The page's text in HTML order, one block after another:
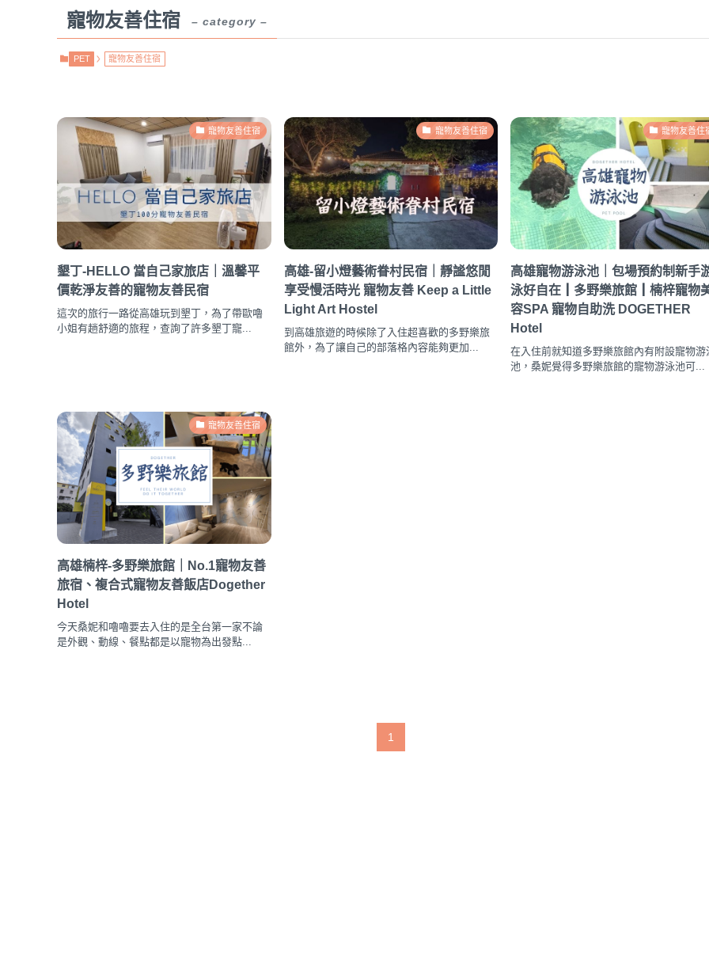
寵物友善住宿 – category –
PET 寵物友善住宿
寵物友善住宿
墾丁-HELLO 當自己家旅店｜溫馨平
價乾淨友善的寵物友善民宿
這次的旅行一路從高雄玩到墾丁，為了帶歐嚕
小姐有趟舒適的旅程，查詢了許多墾丁寵...
寵物友善住宿
高雄-留小燈藝術眷村民宿｜靜謐悠閒
享受慢活時光 寵物友善 Keep a Little
Light Art Hostel
到高雄旅遊的時候除了入住超喜歡的多野樂旅
館外，為了讓自己的部落格內容能夠更加...
寵物友善住
高雄寵物游泳池｜包場預約制新手
泳好自在┃多野樂旅館┃楠梓寵物
容SPA 寵物自助洗 DOGETHER
Hotel
在入住前就知道多野樂旅館內有附設寵物游
池，桑妮覺得多野樂旅館的寵物游泳池可...
寵物友善住宿
高雄楠梓-多野樂旅館｜No.1寵物友善
旅宿、複合式寵物友善飯店Dogether
Hotel
今天桑妮和嚕嚕要去入住的是全台第一家不論
是外觀、動線、餐點都是以寵物為出發點...
1